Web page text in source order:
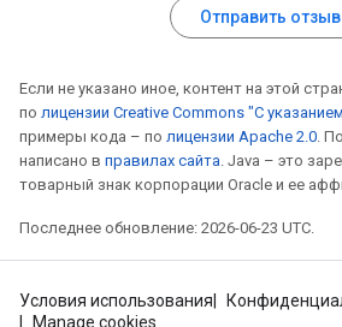
Отправить отзыв
Если не указано иное, контент на этой
по лицензии Creative Commons "С
примеры кода – по лицензии Apache 2.0.
написано в правилах сайта. Java – это
товарный знак корпорации Oracle и ее
Последнее обновление: 2026-06-23 UTC.
Условия использования
Manage cookies